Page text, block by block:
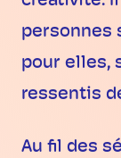
personnes
pour elles,
ressentis
Au fil des